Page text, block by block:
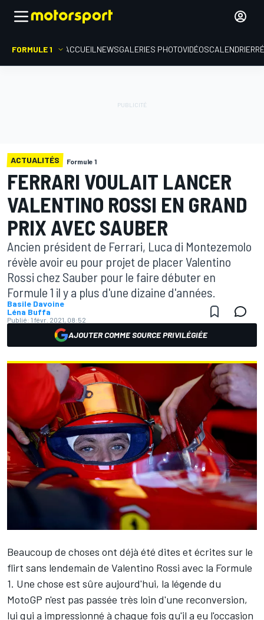
FORMULE 1 ACCUEIL NEWSGALERIES PHOTOVIDÉOSCALENDRIER
ACTUALITÉS Formule 1
FERRARI VOULAIT LANCER
VALENTINO ROSSI EN GRAND
PRIX AVEC SAUBER
Ancien président de Ferrari, Luca di Montezemolo
révèle avoir eu pour projet de placer Valentino
Rossi chez Sauber pour le faire débuter en
Formule 1 il y a plus d'une dizaine d'années.
Basile Davoine
Léna Buffa
Publié: 1 févr. 2021, 08:52
AJOUTER COMME SOURCE PRIVILÉGIÉE
Beaucoup de choses ont déjà été dites et écrites sur le
flirt sans lendemain de Valentino Rossi avec la Formule
1. Une chose est sûre aujourd'hui, la légende du
MotoGP n'est pas passée très loin d'une reconversion,
lui qui a impressionné à chaque fois qu'il a eu l'occasion